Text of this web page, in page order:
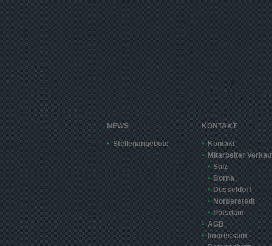
NEWS
Stellenangebote
KONTAKT
Kontakt
Mitarbeiter
Sulz
Borna
Düsseldorf
Norderstedt
Potsdam
AGB
Impressum